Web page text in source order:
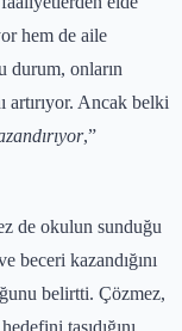
hem de aile
durum, onların
artırıyor. Ancak belki
,”
de okulun sunduğu
beceri kazandığını
belirtti. Çözmez,
taşıdığını